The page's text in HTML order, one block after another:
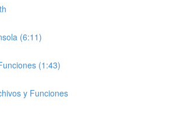
(6:11)
(1:43)
y Funciones